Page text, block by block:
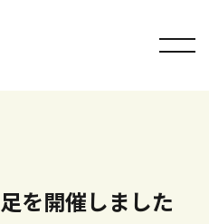
を開催しました